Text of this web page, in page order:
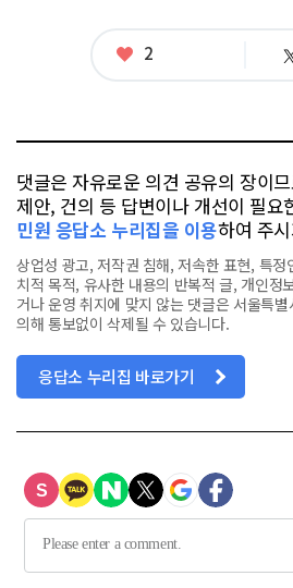
좋
2
댓글은 자유로운 의견 공유의 장이
제안, 건의 등 답변이나 개선이 필요
민원 응답소 누리집을 이용하여 주
상업성 광고, 저작권 침해, 저속한 표현, 특
치적 목적, 유사한 내용의 반복적 글, 개인정
거나 운영 취지에 맞지 않는 댓글은 서울특
의해 통보없이 삭제될 수 있습니다.
응답소 누리집 바로가기